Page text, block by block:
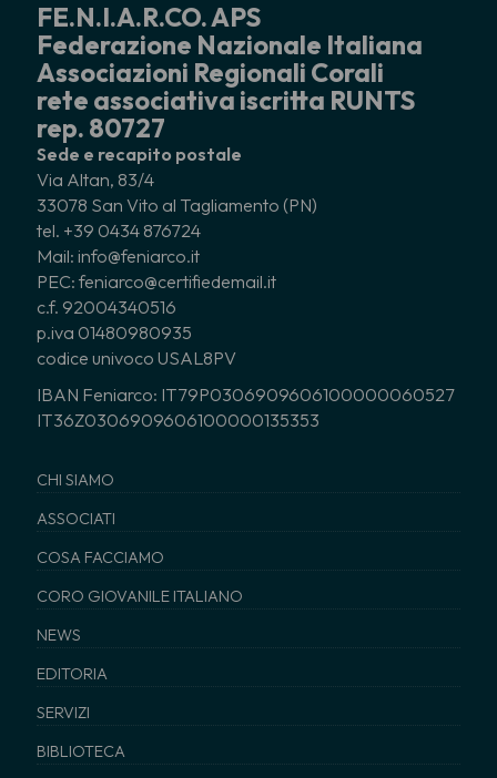
FE.N.I.A.R.CO. APS
Federazione Nazionale Italiana
Associazioni Regionali Corali
rete associativa iscritta RUNTS
rep. 80727
Sede e recapito postale
Via Altan, 83/4
33078 San Vito al Tagliamento (PN)
tel. +39 0434 876724
Mail: info@feniarco.it
PEC: feniarco@certifiedemail.it
c.f. 92004340516
p.iva 01480980935
codice univoco USAL8PV
IBAN Feniarco: IT79P0306909606100000060527
IT36Z0306909606100000135353
CHI SIAMO
ASSOCIATI
COSA FACCIAMO
CORO GIOVANILE ITALIANO
NEWS
EDITORIA
SERVIZI
BIBLIOTECA